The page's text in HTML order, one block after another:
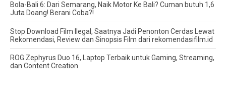
Bola-Bali 6: Dari Semarang, Naik Motor Ke Bali? Cuman butuh 1,6
Juta Doang! Berani Coba?!
Stop Download Film Ilegal, Saatnya Jadi Penonton Cerdas Lewat
Rekomendasi, Review dan Sinopsis Film dari rekomendasifilm.id
ROG Zephyrus Duo 16, Laptop Terbaik untuk Gaming, Streaming,
dan Content Creation